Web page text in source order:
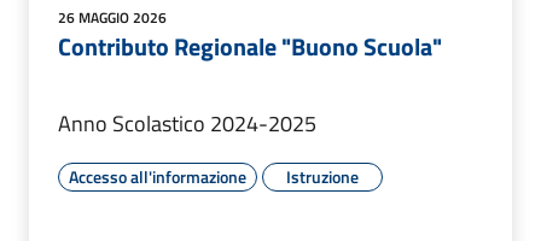
26 MAGGIO 2026
Contributo Regionale "Buono Scuola"
Anno Scolastico 2024-2025
Accesso all'informazione Istruzione